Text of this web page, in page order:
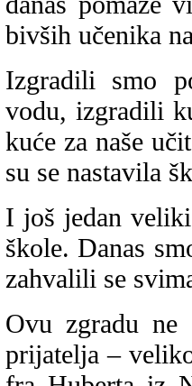
bivših učenika
Izgradili smo
vodu, izgradili
kuće za naše
su se nastavila
I još jedan
škole. Danas
zahvalili se
Ovu zgradu
prijatelja –